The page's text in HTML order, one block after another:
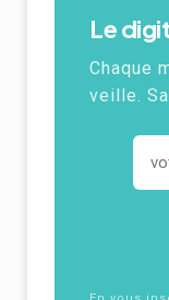
Le
Chaque
veille.